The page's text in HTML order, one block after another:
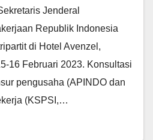
Jenderal
Republik Indonesia
di Hotel Avenzel,
16 Februari 2023. Konsultasi
pengusaha (APINDO dan
(KSPSI,…